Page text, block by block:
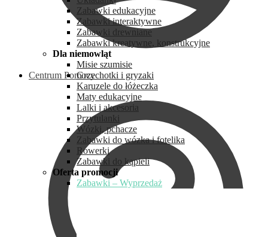
Centrum Pomocy
Zabawki edukacyjne
Zabawki interaktywne
Zabawki drewniane
Zabawki kreatywne, konstrukcyjne
Dla niemowląt
Misie szumisie
Grzechotki i gryzaki
Karuzele do łóżeczka
Maty edukacyjne
Lalki i akcesoria
Przytulanki
Wózki, pchacze
Zabawki do wózka i fotelika
Rowerki
Zabawki do kąpieli
Oferta promocji
Zabawki – Wyprzedaż